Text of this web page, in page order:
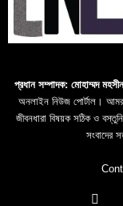
প্রধান সম্পাদক: মোহাম্মদ মহসীন
অনলাইন নিউজ পোর্টাল।
জীবনধারা বিষয়ক সঠিক ও
সংবাদের